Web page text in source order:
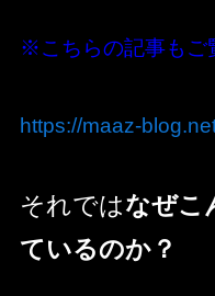
※こちらの記事もご
https://maaz-
それではなぜこ
ているのか？